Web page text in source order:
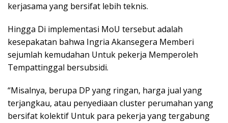
kerjasama yang bersifat lebih teknis.
Hingga Di implementasi MoU tersebut adalah
kesepakatan bahwa Ingria Akansegera Memberi
sejumlah kemudahan Untuk pekerja Memperoleh
Tempattinggal bersubsidi.
“Misalnya, berupa DP yang ringan, harga jual yang
terjangkau, atau penyediaan cluster perumahan yang
bersifat kolektif Untuk para pekerja yang tergabung